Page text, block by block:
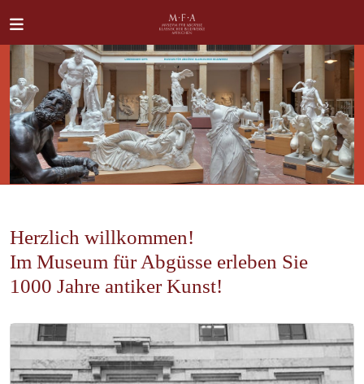
Main navigation
IHR
BESUCH
ANTIKE
ALLE
DIGITAL
Herzlich willkommen!
Im Museum für Abgüsse erleben Sie
1000 Jahre antiker Kunst!